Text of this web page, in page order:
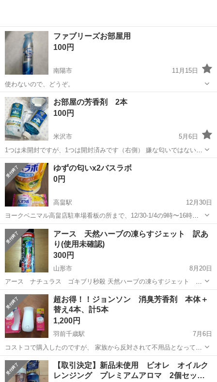
ファブリーズお部屋用
100円
南陽市
11月15日
使わないので、どうぞ。
山形 南陽市 芳香剤、消臭剤
お部屋の芳香剤 2本
100円
米沢市
5月6日
1つは未開封ですが、1つは開封済みです（右側） 嫌な匂いではないの
ですが、思ったより強くて苦手だったため、封をして保管しておりま
した。 私には無香料が良かったようです。 使う宛もないので必要な方
に使っていただければと思...
山形 米沢市 芳香剤、消臭剤 芳香剤
ゆずの匂いx2バスラボ
0円
高畠駅
12月30日
ヨークベニマル高畠店駐車場看板の所まで、12/30-1/4の9時〜16時の
間に取りに来てくる方を優先します。 ゆずの匂いが苦手なので欲しい
方にお譲りします。
山形 東置賜郡 高畠駅 芳香剤、消臭剤
アース 天然ハーブの凍らすジェット 訳あ
り(使用未確認)
300円
山形市
8月20日
アース ナチュラス ゴキブリ秒殺 天然ハーブの凍らすジェット
200ml 殺虫剤不使用 食品まわりやお子様、ペットがいるご家庭にもオ
ススメです。 ロングノズル採用で遠くからでも狙いやすく効果的に害
虫を駆除できます。 ...
山形 山形市 芳香剤、消臭剤 ジェット
超お得！！ジョンソン 消臭芳香剤 本体＋
替え4本、計5本
1,200円
羽前千歳駅
7月6日
コストコで購入したのですが、 家族から反対されて不用品となってし
まいました。 開封してますが、未使用です。 本体に設置に1本付き＋
スペアが4本です。 単3電池2本使用します
山形 山形市 羽前千歳駅 芳香剤、消臭剤
【取引決定】新品未使用 ビオレ オイルク
レンジング プレミアムアロマ 2個セッ…